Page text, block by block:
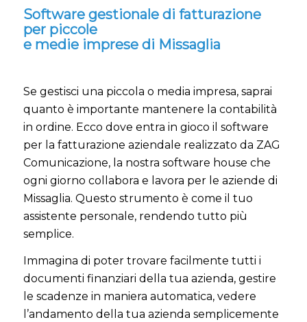
Software gestionale di fatturazione
per piccole
e medie imprese di Missaglia
Se gestisci una piccola o media impresa, saprai
quanto è importante mantenere la contabilità
in ordine. Ecco dove entra in gioco il software
per la fatturazione aziendale realizzato da ZAG
Comunicazione, la nostra software house che
ogni giorno collabora e lavora per le aziende di
Missaglia. Questo strumento è come il tuo
assistente personale, rendendo tutto più
semplice.
Immagina di poter trovare facilmente tutti i
documenti finanziari della tua azienda, gestire
le scadenze in maniera automatica, vedere
l’andamento della tua azienda semplicemente